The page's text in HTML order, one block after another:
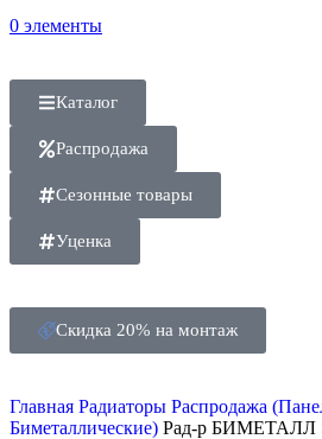
0 элементы
Каталог
Распродажа
Сезонные товары
Уценка
Скидка 20% на монтаж
Главная Радиаторы Распродажа
Биметаллические) Рад-р БИМЕТАЛЛ